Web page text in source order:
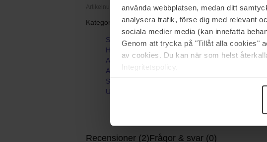
använda webbplatsen, medan ditt
analysera trafik, förse dig med relevant
sociala medier media (kan innefatta
Genom att trycka på "Tillåt alla cookies"
av cookies. Du kan när som helst
Integritetspolicy.
Artikelnummer: 54854
Kategorier:
Startsida
Hudvård
Ansiktsvård
Ansiktsmask
Sheet mask
UFO Mask
Recensioner (2)Frågor & svar (0)